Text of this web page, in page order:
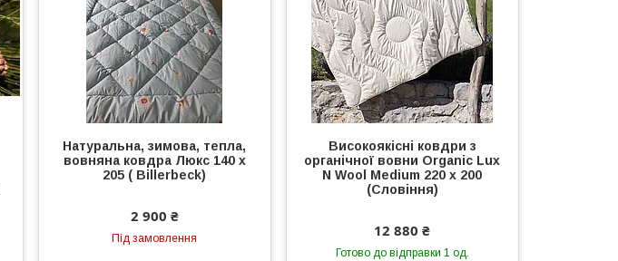
Натуральна, зимова, тепла,
вовняна ковдра Люкс 140 х
205 ( Billerbeck)
2 900 ₴
Під замовлення
Високоякісні ковдри з
органічної вовни Organic Lux
N Wool Medium 220 х 200
(Словіння)
12 880 ₴
Готово до відправки 1 од.